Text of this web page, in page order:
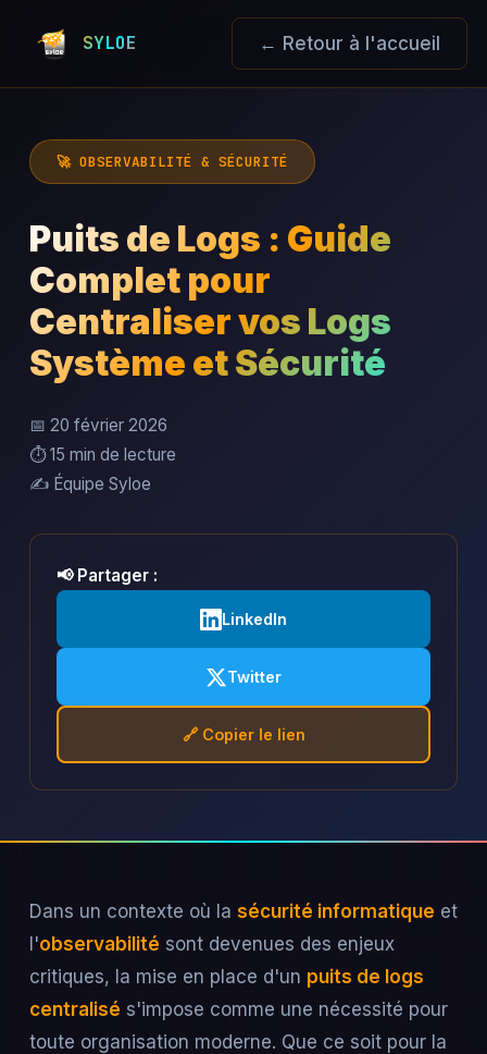
SYLOE ← Retour à l'accueil
🚀 OBSERVABILITÉ & SÉCURITÉ
Puits de Logs : Guide
Complet pour
Centraliser vos Logs
Système et Sécurité
📅 20 février 2026
⏱️ 15 min de lecture
✍️ Équipe Syloe
📢 Partager :
LinkedIn
Twitter
🔗 Copier le lien
Dans un contexte où la sécurité informatique et
l'observabilité sont devenues des enjeux
critiques, la mise en place d'un puits de logs
centralisé s'impose comme une nécessité pour
toute organisation moderne. Que ce soit pour la